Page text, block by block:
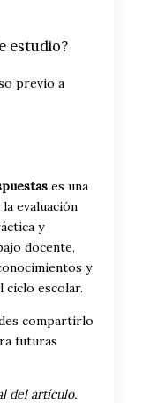
estudio?
previo a
es una
evaluación
y
docente,
y
escolar.
compartirlo
futuras
del artículo.